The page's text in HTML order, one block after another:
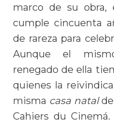
marco de su obra,
cumple cincuenta
de rareza para
Aunque el
renegado de ella
quienes la
misma casa natalde
Cahiers du